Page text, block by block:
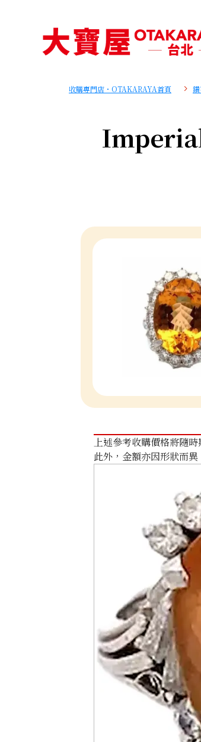
收購專門店・OTAKARAYA首頁
上述參考收購價格將隨
此外，金額亦因形狀而